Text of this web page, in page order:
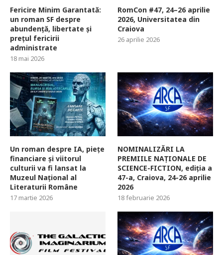
Fericire Minim Garantată:
un roman SF despre
abundență, libertate și
prețul fericirii
administrate
18 mai 2026
RomCon #47, 24–26 aprilie
2026, Universitatea din
Craiova
26 aprilie 2026
Un roman despre IA, piețe
financiare și viitorul
culturii va fi lansat la
Muzeul Național al
Literaturii Române
17 martie 2026
NOMINALIZĂRI LA
PREMIILE NAȚIONALE DE
SCIENCE-FICTION, ediția a
47-a, Craiova, 24-26 aprilie
2026
18 februarie 2026